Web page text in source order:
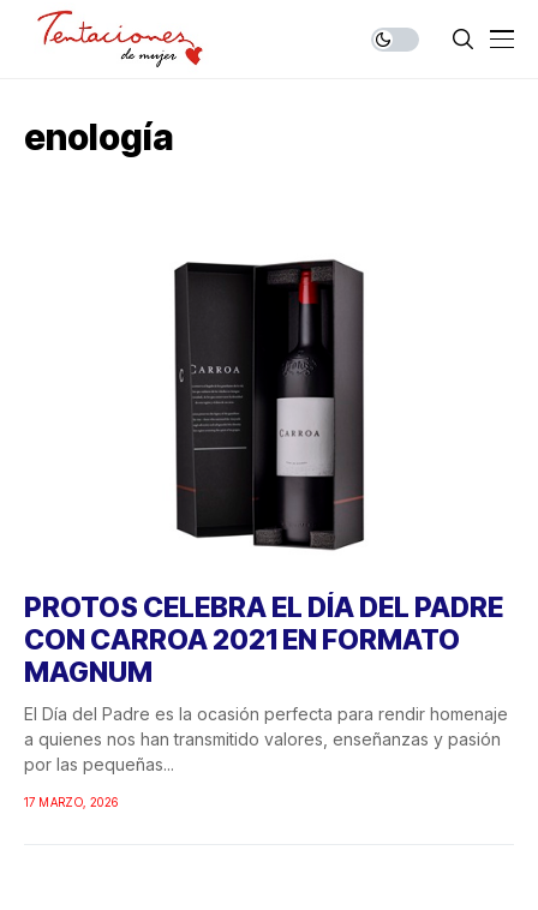
enología
PROTOS CELEBRA EL DÍA DEL PADRE
CON CARROA 2021 EN FORMATO
MAGNUM
El Día del Padre es la ocasión perfecta para rendir homenaje
a quienes nos han transmitido valores, enseñanzas y pasión
por las pequeñas...
17 MARZO, 2026